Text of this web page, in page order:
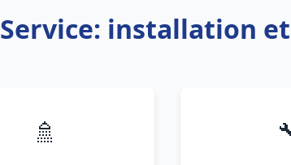
Service: installation
🚿